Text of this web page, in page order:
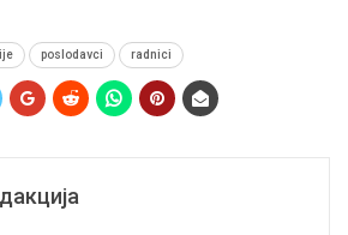
poslodavci radnici